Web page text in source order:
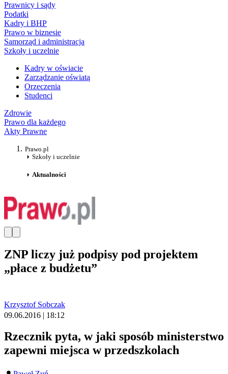
Prawnicy i sądy
Podatki
Kadry i BHP
Prawo w biznesie
Samorząd i administracja
Szkoły i uczelnie
Kadry w oświacie
Zarządzanie oświatą
Orzeczenia
Studenci
Zdrowie
Prawo dla każdego
Akty Prawne
Prawo.pl
Szkoły i uczelnie
Aktualności
ZNP liczy już podpisy pod projektem
„płace z budżetu”
Krzysztof Sobczak
09.06.2016 | 18:12
Rzecznik pyta, w jaki sposób ministerstwo
zapewni miejsca w przedszkolach